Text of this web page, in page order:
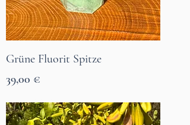
Grüne Fluorit Spitze
Prix
39,00 €